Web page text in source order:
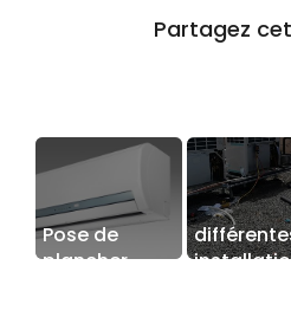
Pose de
plancher